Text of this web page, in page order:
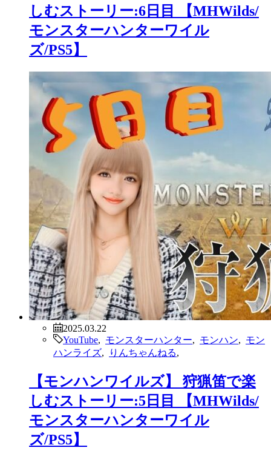
しむストーリー:6日目 【MHWilds/
モンスターハンターワイル
ズ/PS5】
2025.03.22
YouTube
モンスターハンター モンハン
モン
ハンライズ
りんちゃんねる
【モンハンワイルズ】 狩猟笛で楽
しむストーリー:5日目 【MHWilds/
モンスターハンターワイル
ズ/PS5】